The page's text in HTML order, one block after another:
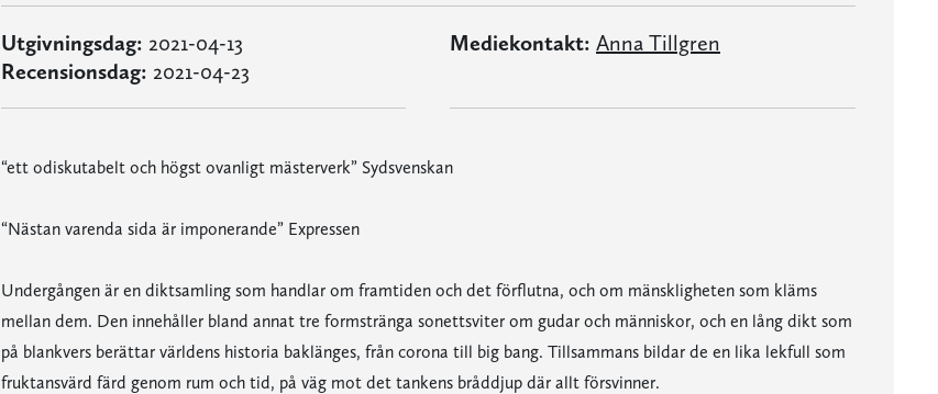
Utgivningsdag: 2021-04-13
Recensionsdag: 2021-04-23
Mediekontakt: Anna Tillgren
“ett odiskutabelt och högst ovanligt mästerverk” Sydsvenskan
“Nästan varenda sida är imponerande” Expressen
Undergången är en diktsamling som handlar om framtiden och det förflutna, och om mänskligheten som kläms
mellan dem. Den innehåller bland annat tre formstränga sonettsviter om gudar och människor, och en lång dikt som
på blankvers berättar världens historia baklänges, från corona till big bang. Tillsammans bildar de en lika lekfull som
fruktansvärd färd genom rum och tid, på väg mot det tankens bråddjup där allt försvinner.